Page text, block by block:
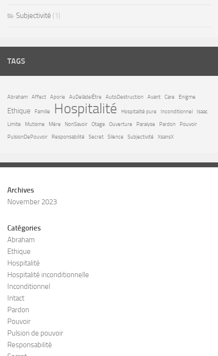
Subjectivité (1)
TAGS
Abraham Affect Aporie AuDelàdelÊtre AutoDestruction Avant Care Enigme
Ethique Famille Hospitalité Hospitalité pure Inconditionnel
Isaac
Limite
Mutisme Mère NonSavoir Otage Ouverture Paralyse Pardon
Pouvoir
PulsionDePouvoir
Responsabilité Secret Silence Subjectivité XsansX
Archives
November 2023
Catégories
Abraham
Ethique
Hospitalité
Hospitalité inconditionnelle
Inconditionnel
Intact
Pardon
Pouvoir
Pulsion de pouvoir
Responsabilité